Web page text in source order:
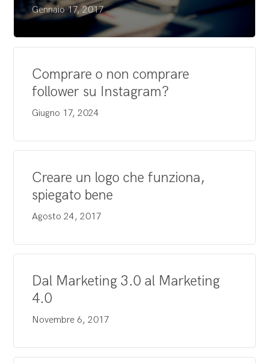
Gennaio 17, 2017
Comprare o non comprare
follower su Instagram?
Giugno 17, 2024
Creare un logo che funziona,
spiegato bene
Agosto 24, 2017
Dal Marketing 3.0 al Marketing
4.0
Novembre 6, 2017